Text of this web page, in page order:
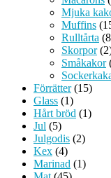
Mjuka
Muffins
Rulltårta
Skorpor
Småkakor
Förrätter(15)
Glass (1)
Hårt bröd (1)
Jul (5)
Julgodis (2)
Kex (4)
Marinad (1)